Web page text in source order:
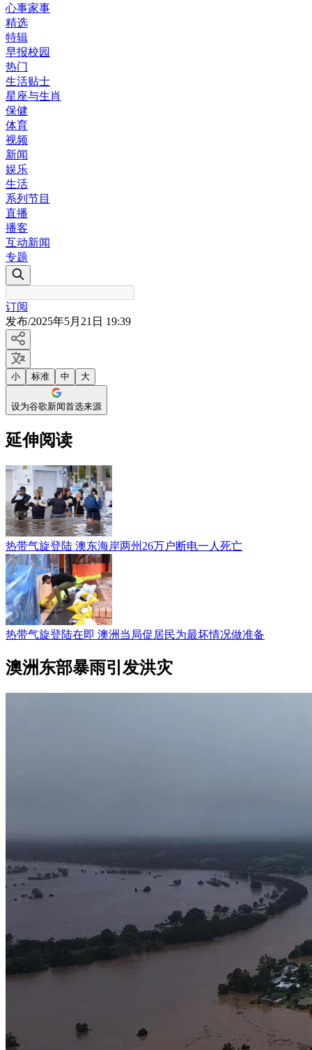
心事家事
精选
特辑
早报校园
热门
生活贴士
星座与生肖
保健
体育
视频
新闻
娱乐
生活
系列节目
直播
播客
互动新闻
专题
订阅
发布/2025年5月21日 19:39
小 标准 中 大
设为谷歌新闻首选来源
延伸阅读
热带气旋登陆 澳东海岸两州26万户断电一人死亡
热带气旋登陆在即 澳洲当局促居民为最坏情况做准备
澳洲东部暴雨引发洪灾